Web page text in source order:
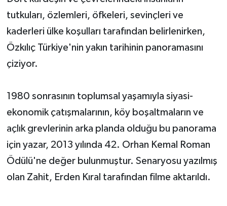
tutkuları, özlemleri, öfkeleri, sevinçleri ve
kaderleri ülke koşulları tarafından belirlenirken,
Özkılıç Türkiye'nin yakın tarihinin panoramasını
çiziyor.
1980 sonrasının toplumsal yaşamıyla siyasi-
ekonomik çatışmalarının, köy boşaltmaların ve
açlık grevlerinin arka planda olduğu bu panorama
için yazar, 2013 yılında 42. Orhan Kemal Roman
Ödülü'ne değer bulunmuştur. Senaryosu yazılmış
olan Zahit, Erden Kıral tarafından filme aktarıldı.